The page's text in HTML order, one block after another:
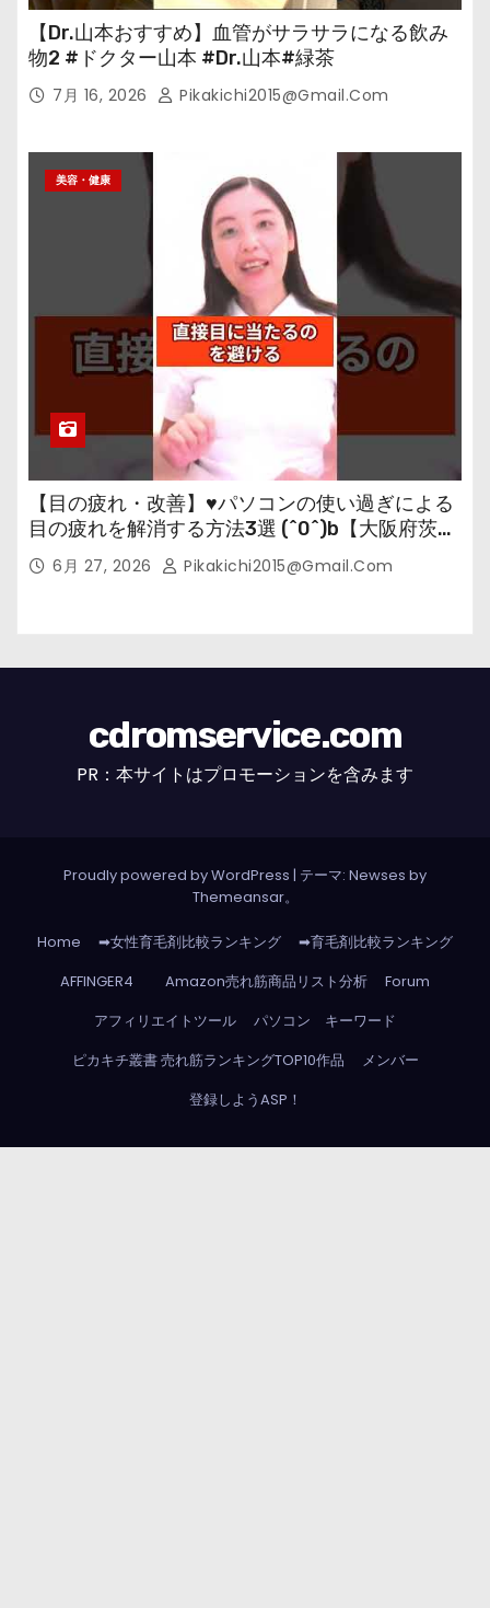
【Dr.山本おすすめ】血管がサラサラになる飲み
物2 #ドクター山本 #Dr.山本#緑茶
7月 16, 2026 Pikakichi2015@gmail.com
美容・健康
【目の疲れ・改善】♥パソコンの使い過ぎによる
目の疲れを解消する方法3選 (^0^)b【大阪府茨木
市の女性・美容鍼灸・整体師が教えます。】
6月 27, 2026 Pikakichi2015@gmail.com
cdromservice.com
PR：本サイトはプロモーションを含みます
Proudly powered by WordPress | テーマ: Newses by
Themeansar。
Home ➡女性育毛剤比較ランキング
➡育毛剤比較ランキング
AFFINGER4
Amazon売れ筋商品リスト分析
Forum
アフィリエイトツール
パソコン キーワード
ピカキチ叢書 売れ筋ランキングTOP10作品
メンバー
登録しようASP！